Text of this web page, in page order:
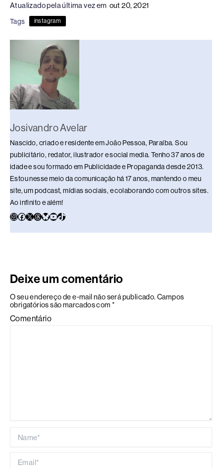
e
b
o
o
a
s
e
n
sk s
p
y
n
Atualizado pela última vez em out 20, 2021
Tags instagram
Josivandro Avelar
Nascido, criado e residente em João Pessoa, Paraíba. Sou
publicitário, redator, ilustrador e social media. Tenho 37 anos de
idade e sou formado em Publicidade e Propaganda desde 2013.
Estou nesse meio da comunicação há 17 anos, mantendo o meu
site, um podcast, mídias sociais, e colaborando com outros sites.
Ao infinito e além!
Deixe um comentário
O seu endereço de e-mail não será publicado. Campos
obrigatórios são marcados com *
Comentário